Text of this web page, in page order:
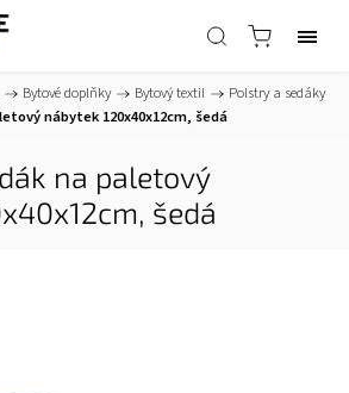
/ Bytové doplňky / Bytový textil /
Polstry a sedáky
nábytek 120x40x12cm, šedá
na paletový
šedá